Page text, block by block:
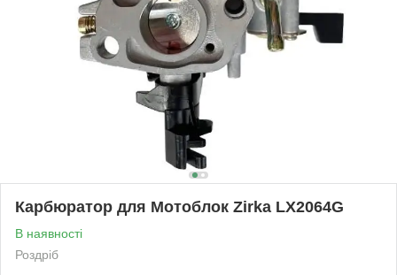
Карбюратор для Мотоблок Zirka LX2064G
В наявності
Роздріб